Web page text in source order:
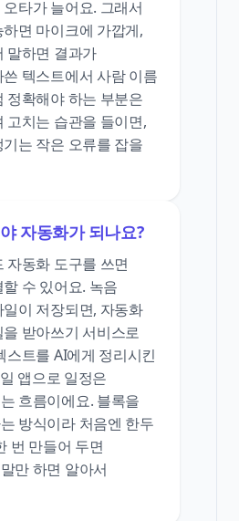
타가 늘어요. 그래서
면 마이크에 가깝게,
말하면 결과가
텍스트에서 사람 이름
정확해야 하는 부분은
고치는 습관을 들이면,
는 작은 오류를 잡을
자동화가 되나요?
자동화 도구를 쓰면
수 있어요. 녹음
이 저장되면, 자동화
받아쓰기 서비스로
스트를 AI에게 정리시킨
앱으로 일정은
흐름이에요. 블록을
방식이라 처음엔 한두
번 만들어 두면
만 하면 알아서